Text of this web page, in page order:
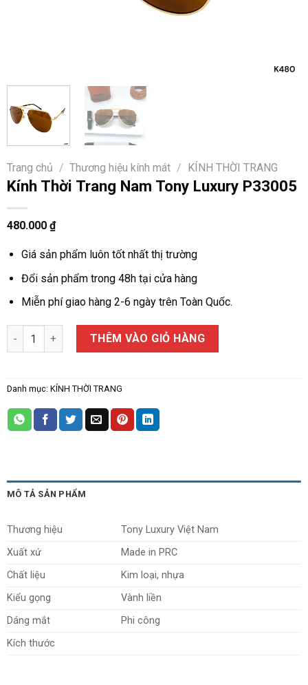
Trang chủ / Thương hiệu kính mát / KÍNH THỜI TRANG
Kính Thời Trang Nam Tony Luxury P33005
480.000 ₫
Giá sản phẩm luôn tốt nhất thị trường
Đổi sản phẩm trong 48h tại cửa hàng
Miễn phí giao hàng 2-6 ngày trên Toàn Quốc.
Kính Thời Trang Nam Tony Luxury P33005 số lượng
THÊM VÀO GIỎ HÀNG
Danh mục: KÍNH THỜI TRANG
MÔ TẢ SẢN PHẨM
Thương hiệu
Tony Luxury Việt Nam
Xuất xứ
Made in PRC
Chất liệu
Kim loại, nhựa
Kiểu gọng
Vành liền
Dáng mắt
Phi công
Kích thước